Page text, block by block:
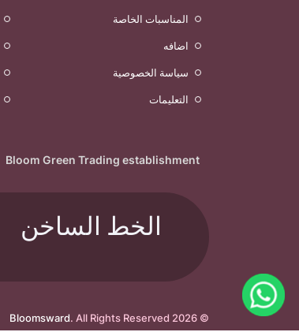
المناسبات الخاصة
اضافه
سياسة الخصوصية
التعليمات
Bloom Green Trading establishment
الخط الساخن
© 2026
Bloomsward. All Rights Reserved